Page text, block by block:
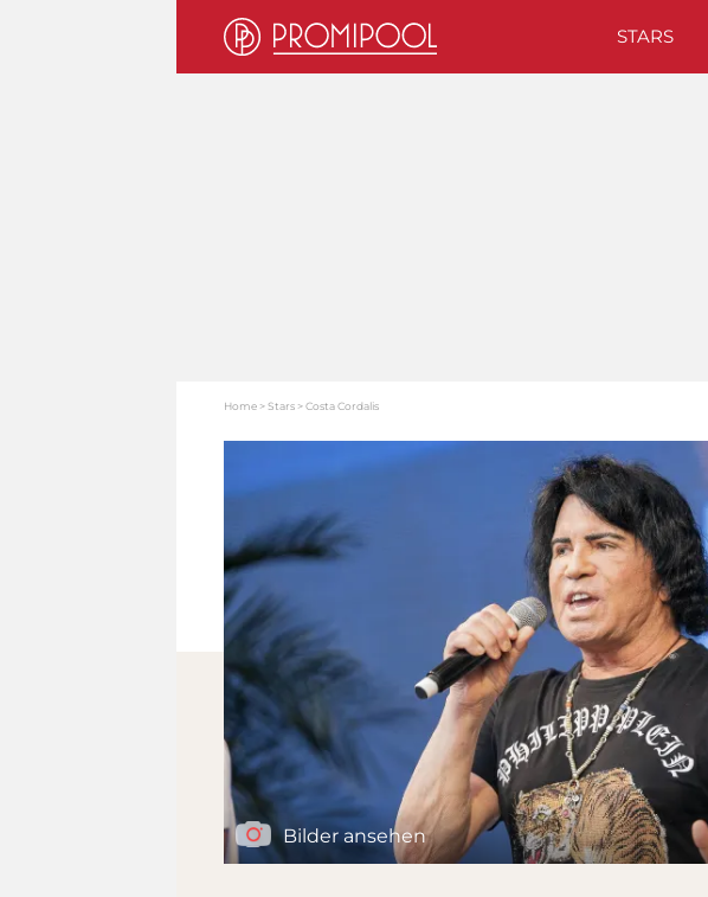
STARS
Home Stars Costa Cordalis
Bilder ansehen